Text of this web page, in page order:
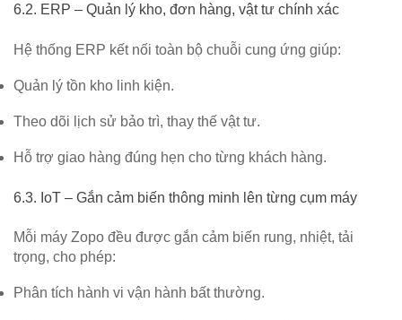
6.2. ERP – Quản lý kho, đơn hàng, vật tư chính xác
Hệ thống ERP kết nối toàn bộ chuỗi cung ứng giúp:
Quản lý tồn kho linh kiện.
Theo dõi lịch sử bảo trì, thay thế vật tư.
Hỗ trợ giao hàng đúng hẹn cho từng khách hàng.
6.3. IoT – Gắn cảm biến thông minh lên từng cụm máy
Mỗi máy Zopo đều được gắn cảm biến rung, nhiệt, tải
trọng, cho phép:
Phân tích hành vi vận hành bất thường.